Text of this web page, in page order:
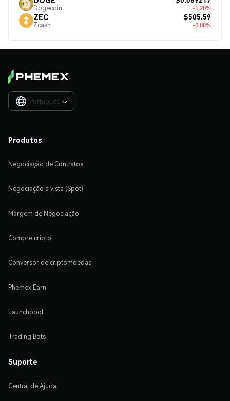
Dogecoin -1.20%
ZEC
Zcash
$505.59
-0.80%
Português 
Produtos
Negociação de Contratos
Negociação à vista (Spot)
Margem de Negociação
Compre cripto
Conversor de criptomoedas
Phemex Earn
Launchpool
Trading Bots
Suporte
Central de Ajuda